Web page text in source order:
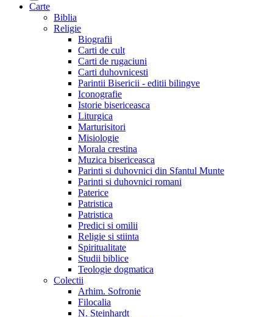
Carte
Biblia
Religie
Biografii
Carti de cult
Carti de rugaciuni
Carti duhovnicesti
Parintii Bisericii - editii bilingve
Iconografie
Istorie bisericeasca
Liturgica
Marturisitori
Misiologie
Morala crestina
Muzica bisericeasca
Parinti si duhovnici din Sfantul Munte
Parinti si duhovnici romani
Paterice
Patristica
Patristica
Predici si omilii
Religie si stiinta
Spiritualitate
Studii biblice
Teologie dogmatica
Colectii
Arhim. Sofronie
Filocalia
N. Steinhardt